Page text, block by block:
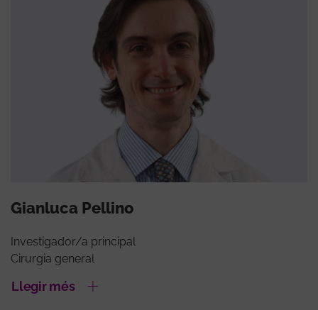
Gianluca Pellino
Investigador/a principal
Cirurgia general
Llegir més